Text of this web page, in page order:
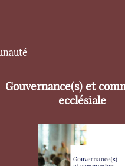
Gouvernance(s) et
ecclésiale